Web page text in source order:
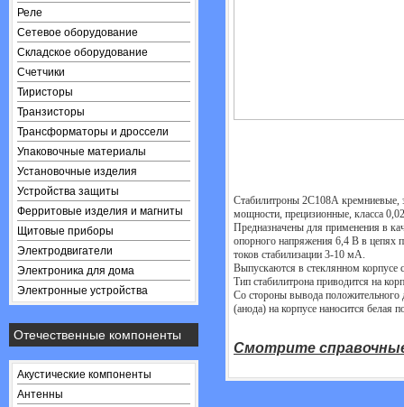
Реле
Сетевое оборудование
Складское оборудование
Счетчики
Тиристоры
Транзисторы
Трансформаторы и дроссели
Упаковочные материалы
Установочные изделия
Устройства защиты
Ферритовые изделия и магниты
Щитовые приборы
Электродвигатели
Электроника для дома
Электронные устройства
Отечественные компоненты
Акустические компоненты
Антенны
Стабилитроны 2С108А кремниевые,
мощности, прецизионные, класса
Предназначены для применения в
опорного напряжения 6,4 В в цепях
токов стабилизации 3-10 мА.
Выпускаются в стеклянном корпусе
Тип стабилитрона приводится на
Со стороны вывода положительного
(анода) на корпусе наносится белая
Смотрите